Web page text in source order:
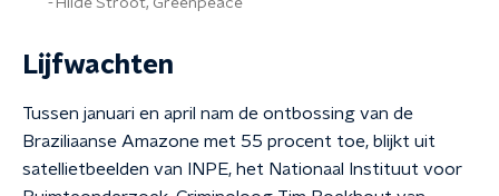
Hilde Stroot, Greenpeace
Lijfwachten
Tussen januari en april nam de ontbossing van de
Braziliaanse Amazone met 55 procent toe, blijkt uit
satellietbeelden van INPE, het Nationaal Instituut voor